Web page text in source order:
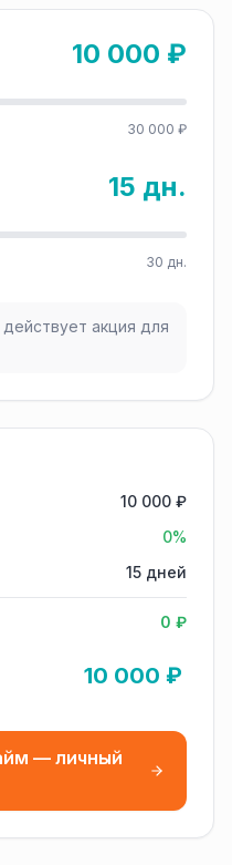
10 000 ₽
30 000 ₽
15 дн.
30 дн.
акция для
10 000 ₽
0%
15 дней
0 ₽
10 000 ₽
— личный